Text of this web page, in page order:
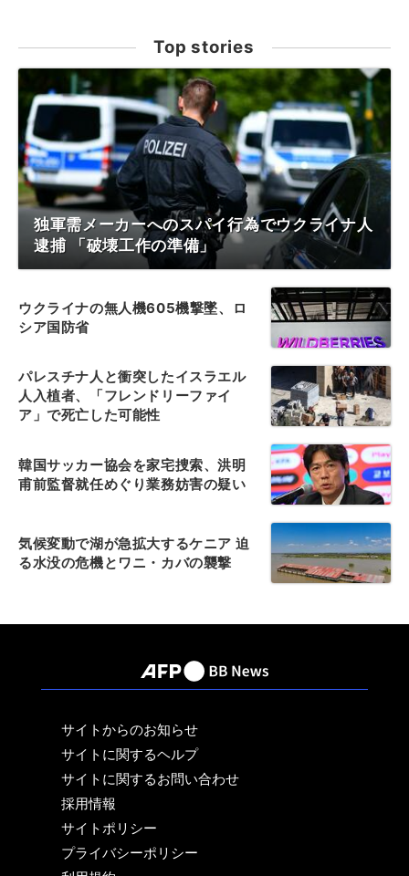
Top stories
独軍需メーカーへのスパイ行為でウクライナ人
逮捕 「破壊工作の準備」
ウクライナの無人機605機撃墜、ロ
シア国防省
パレスチナ人と衝突したイスラエル
人入植者、「フレンドリーファイ
ア」で死亡した可能性
韓国サッカー協会を家宅捜索、洪明
甫前監督就任めぐり業務妨害の疑い
気候変動で湖が急拡大するケニア 迫
る水没の危機とワニ・カバの襲撃
サイトからのお知らせ
サイトに関するヘルプ
サイトに関するお問い合わせ
採用情報
サイトポリシー
プライバシーポリシー